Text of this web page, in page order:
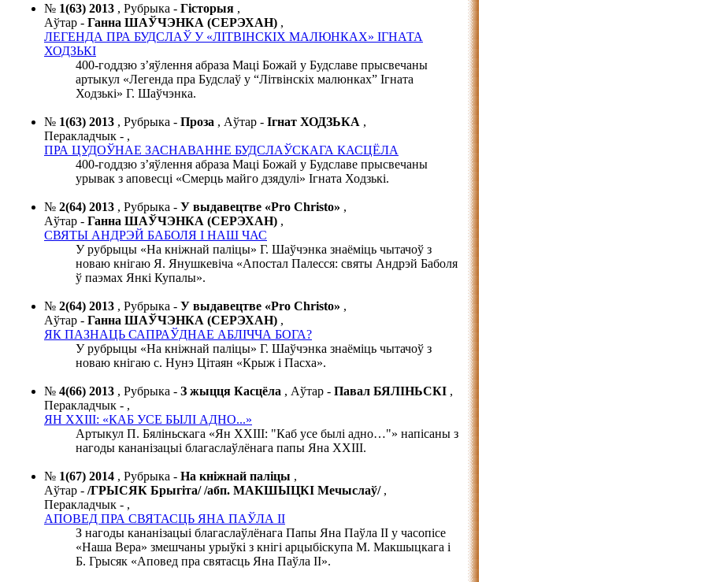
№ 1(63) 2013 , Рубрыка - Гісторыя ,
Аўтар - Ганна ШАЎЧЭНКА (СЕРЭХАН) ,
ЛЕГЕНДА ПРА БУДСЛАЎ У «ЛІТВІНСКІХ МАЛЮНКАХ» ІГНАТА
ХОДЗЬКІ
400-годдзю з’яўлення абраза Маці Божай у Будславе прысвечаны
артыкул «Легенда пра Будслаў у “Літвінскіх малюнках” Ігната
Ходзькі» Г. Шаўчэнка.
№ 1(63) 2013 , Рубрыка - Проза , Аўтар - Ігнат ХОДЗЬКА ,
Перакладчык - ,
ПРА ЦУДОЎНАЕ ЗАСНАВАННЕ БУДСЛАЎСКАГА КАСЦЁЛА
400-годдзю з’яўлення абраза Маці Божай у Будславе прысвечаны
урывак з аповесці «Смерць майго дзядулі» Ігната Ходзькі.
№ 2(64) 2013 , Рубрыка - У выдавецтве «Pro Christo» ,
Аўтар - Ганна ШАЎЧЭНКА (СЕРЭХАН) ,
СВЯТЫ АНДРЭЙ БАБОЛЯ І НАШ ЧАС
У рубрыцы «На кніжнай паліцы» Г. Шаўчэнка знаёміць чытачоў з
новаю кнігаю Я. Янушкевіча «Апостал Палесся: святы Андрэй Баболя
ў паэмах Янкі Купалы».
№ 2(64) 2013 , Рубрыка - У выдавецтве «Pro Christo» ,
Аўтар - Ганна ШАЎЧЭНКА (СЕРЭХАН) ,
ЯК ПАЗНАЦЬ САПРАЎДНАЕ АБЛІЧЧА БОГА?
У рубрыцы «На кніжнай паліцы» Г. Шаўчэнка знаёміць чытачоў з
новаю кнігаю с. Нунэ Цітаян «Крыж і Пасха».
№ 4(66) 2013 , Рубрыка - З жыцця Касцёла , Аўтар - Павал БЯЛІНЬСКІ ,
Перакладчык - ,
ЯН ХХІІІ: «КАБ УСЕ БЫЛІ АДНО...»
Артыкул П. Бяліньскага «Ян XXIII: "Каб усе былі адно…"» напісаны з
нагоды кананізацыі благаслаўлёнага папы Яна XXIII.
№ 1(67) 2014 , Рубрыка - На кніжнай паліцы ,
Аўтар - /ГРЫСЯК Брыгіта/ /абп. МАКШЫЦКІ Мечыслаў/ ,
Перакладчык - ,
АПОВЕД ПРА СВЯТАСЦЬ ЯНА ПАЎЛА ІІ
З нагоды кананізацыі благаслаўлёнага Папы Яна Паўла ІІ у часопісе
«Наша Вера» змешчаны урыўкі з кнігі арцыбіскупа М. Макшыцкага і
Б. Грысяк «Аповед пра святасць Яна Паўла ІІ».